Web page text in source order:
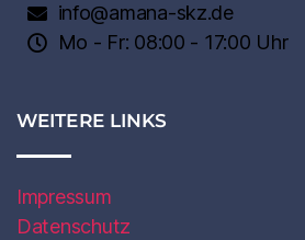
info@amana-skz.de
Mo - Fr: 08:00 - 17:00 Uhr
WEITERE LINKS
Impressum
Datenschutz